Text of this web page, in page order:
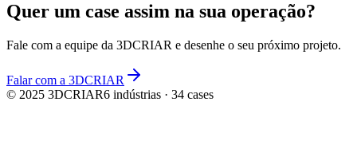
Quer um case assim na sua operação?
Fale com a equipe da 3DCRIAR e desenhe o seu próximo projeto.
Falar com a 3DCRIAR
© 2025 3DCRIAR6 indústrias · 34 cases